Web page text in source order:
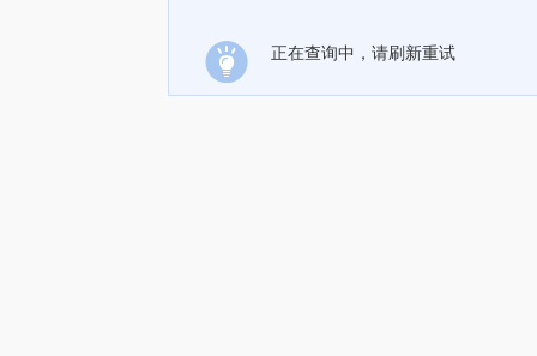
正在查询中，请刷新重试